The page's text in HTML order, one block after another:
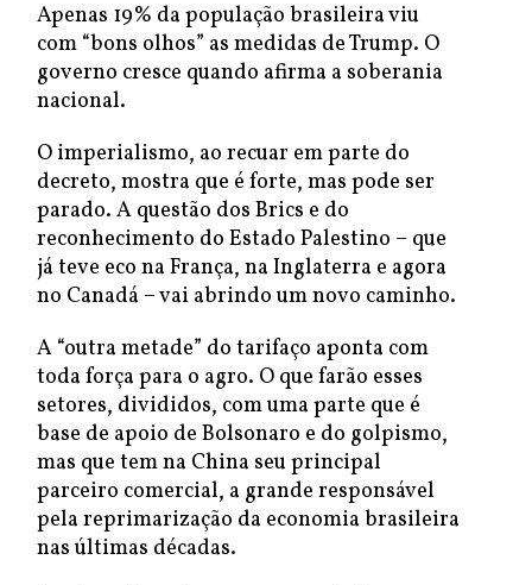
Apenas 19% da população brasileira viu
com “bons olhos” as medidas de Trump. O
governo cresce quando afirma a soberania
nacional.
O imperialismo, ao recuar em parte do
decreto, mostra que é forte, mas pode ser
parado. A questão dos Brics e do
reconhecimento do Estado Palestino – que
já teve eco na França, na Inglaterra e agora
no Canadá – vai abrindo um novo caminho.
A “outra metade” do tarifaço aponta com
toda força para o agro. O que farão esses
setores, divididos, com uma parte que é
base de apoio de Bolsonaro e do golpismo,
mas que tem na China seu principal
parceiro comercial, a grande responsável
pela reprimarização da economia brasileira
nas últimas décadas.